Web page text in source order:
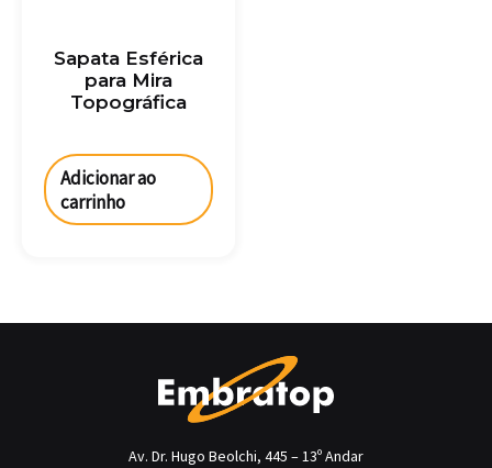
Sapata Esférica
para Mira
Topográfica
Adicionar ao
carrinho
Av. Dr. Hugo Beolchi, 445 – 13º Andar